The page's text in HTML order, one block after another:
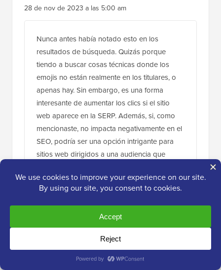
28 de nov de 2023 a las 5:00 am
Nunca antes había notado esto en los
resultados de búsqueda. Quizás porque
tiendo a buscar cosas técnicas donde los
emojis no están realmente en los titulares, o
apenas hay. Sin embargo, es una forma
interesante de aumentar los clics si el sitio
web aparece en la SERP. Además, si, como
mencionaste, no impacta negativamente en el
SEO, podría ser una opción intrigante para
sitios web dirigidos a una audiencia que
Responder
23 de nov de 2023 a las 2:15 pm